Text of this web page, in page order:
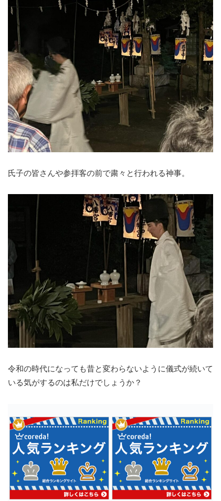
氏子の皆さんや参拝客の前で粛々と行われる神事。
令和の時代になっても昔と変わらないように儀式が続いて
いる気がするのは私だけでしょうか？